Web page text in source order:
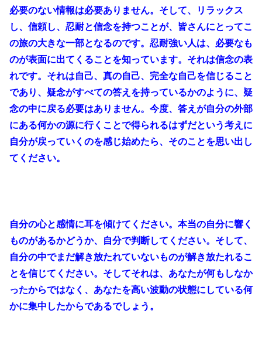
必要のない情報は必要ありません。そして、リラックス
し、信頼し、忍耐と信念を持つことが、皆さんにとってこ
の旅の大きな一部となるのです。忍耐強い人は、必要なも
のが表面に出てくることを知っています。それは信念の表
れです。それは自己、真の自己、完全な自己を信じること
であり、疑念がすべての答えを持っているかのように、疑
念の中に戻る必要はありません。今度、答えが自分の外部
にある何かの源に行くことで得られるはずだという考えに
自分が戻っていくのを感じ始めたら、そのことを思い出し
てください。
自分の心と感情に耳を傾けてください。本当の自分に響く
ものがあるかどうか、自分で判断してください。そして、
自分の中でまだ解き放たれていないものが解き放たれるこ
とを信じてください。そしてそれは、あなたが何もしなか
ったからではなく、あなたを高い波動の状態にしている何
かに集中したからであるでしょう。